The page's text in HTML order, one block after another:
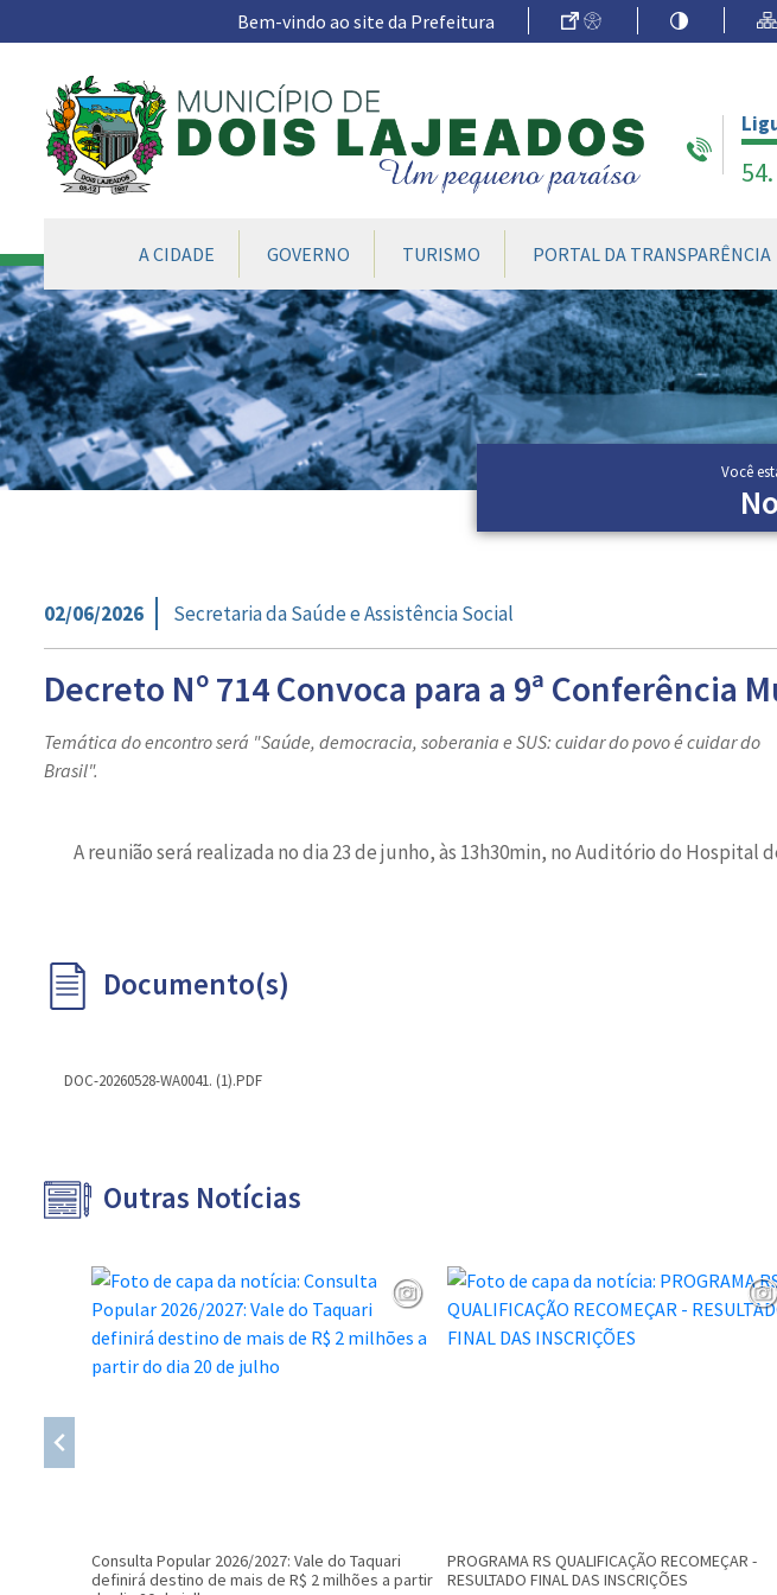
Bem-vindo ao site da Prefeitura Ir para o Conteúdo
AcessibilidadeAlto
54.
CONTEÚDO DO MENU
A CIDADE GOVERNO TURISMO PORTAL DA TRANSPARÊNCIA
Conteúdo Principal
Você
02/06/2026 Secretaria da Saúde e Assistência Social
Decreto Nº 714 Convoca para a 9ª
Temática do encontro será "Saúde, democracia, soberania e SUS: cuidar do povo é cuidar do
Brasil".
A reunião será realizada no dia 23 de junho, às 13h30min, no Auditório do
Documento(s)
DOC-20260528-WA0041. (1).PDF
Outras Notícias
Consulta Popular 2026/2027: Vale do Taquari
definirá destino de mais de R$ 2 milhões a partir
PROGRAMA RS QUALIFICAÇÃO RECOMEÇAR -
RESULTADO FINAL DAS INSCRIÇÕES